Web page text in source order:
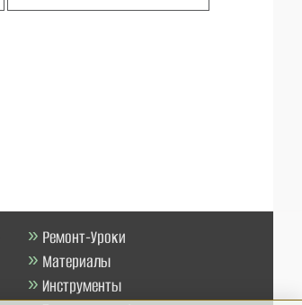
Ремонт-Уроки
Материалы
Инструменты